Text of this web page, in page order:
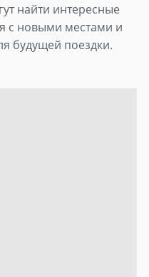
найти интересные
с новыми местами и
будущей поездки.